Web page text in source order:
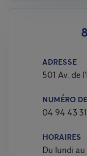
ADRESSE
501 Av. de
NUMÉRO
04 94 43
HORAIRES
Du lundi